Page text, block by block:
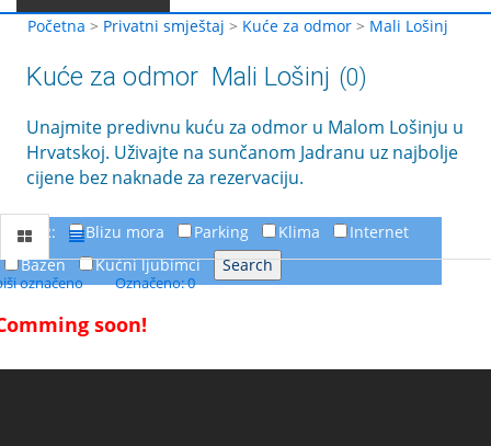
Početna > Privatni smještaj > Kuće za odmor > Mali Lošinj
Kuće za odmor Mali Lošinj (0)
Unajmite predivnu kuću za odmor u Malom Lošinju u
Hrvatskoj. Uživajte na sunčanom Jadranu uz najbolje
cijene bez naknade za rezervaciju.
FILTER: Blizu mora Parking Klima
Internet
Bazen
Kućni ljubimci
označeno Označeno: 0
soon!